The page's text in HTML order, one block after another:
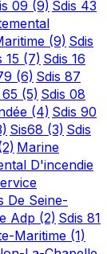
09 (9) Sdis 43
(9) Sdis
15 (7) Sdis 16
(6) Sdis 87
(5) Sdis 08
(4) Sdis 90
Sis68 (3) Sdis
Marine
D'incendie
De Seine-
Adp (2) Sdis 81
Maritime (1)